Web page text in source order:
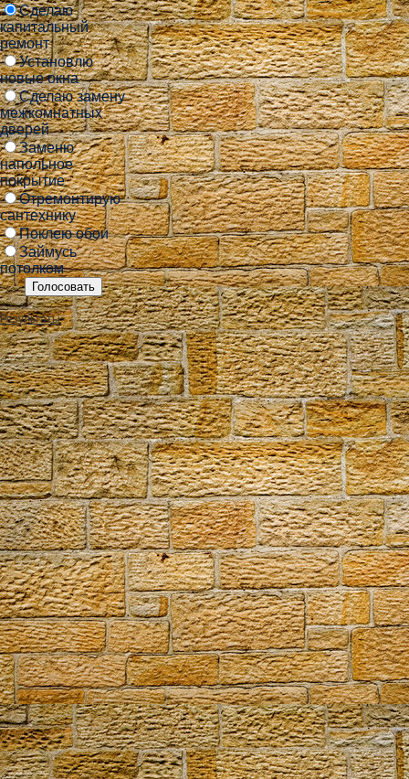
Сделаю
капитальный
ремонт
Установлю
новые окна
Сделаю замену
межкомнатных
дверей
Заменю
напольное
покрытие
Отремонтирую
сантехнику
Поклею обои
Займусь
потолком
Результаты